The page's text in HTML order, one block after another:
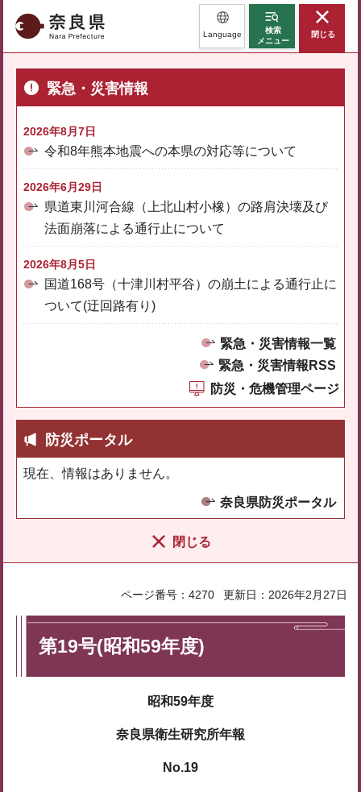
奈良県 Language
検索
メニュー
閉じる
緊急・災害情報
2026年8月7日
令和8年熊本地震への本県の対応等について
2026年6月29日
県道東川河合線（上北山村小橡）の路肩決壊及び
法面崩落による通行止について
2026年8月5日
国道168号（十津川村平谷）の崩土による通行止に
ついて(迂回路有り)
緊急・災害情報一覧
緊急・災害情報RSS
防災・危機管理ページ
防災ポータル
現在、情報はありません。
奈良県防災ポータル
閉じる
ページ番号：4270 更新日：2026年2月27日
第19号(昭和59年度)
昭和59年度
奈良県衛生研究所年報
No.19